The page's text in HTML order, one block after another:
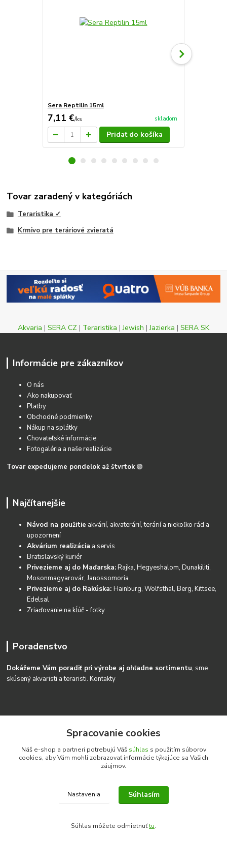
Sera Reptilin 15ml
7,11 €/ks skladom
Pridať do košíka
Tovar zaradený v kategóriách
Teraristika ✓
Krmivo pre teráriové zvieratá
Akvaria | SERA CZ | Teraristika |Jewish |Jazierka | SERA SK
Informácie pre zákazníkov
O nás
Ako nakupovať
Platby
Obchodné podmienky
Nákup na splátky
Chovateľské informácie
Fotogaléria a naše realizácie
Tovar expedujeme pondelok až štvrtok 🟢
Najčítanejšie
Návod na použitie akvárií, akvaterárií, terárií a niekoľko rád a
upozornení
Akvárium realizácia a servis
Bratislavský kuriér
Privezieme aj do Maďarska:Rajka, Hegyeshalom, Dunakiliti,
Mosonmagyarovár, Janossomoria
Privezieme aj do Rakúska:Hainburg, Wolfsthal, Berg, Kittsee,
Edelsal
Zriaďovanie na kĺúč - fotky
Poradenstvo
Dokážeme Vám poradiť pri výrobe aj ohľadne sortimentu, sme
skúsený akvaristi a teraristi.Kontakty
AkvaShop s.r.o.
+421915272027
akvashop@gmail.com
Spracovanie cookies
Náš e-shop a partneri potrebujú Váš súhlas s použitím súborov
cookies, aby Vám mohli zobrazovať informácie týkajúce sa Vašich
záujmov.
Nastavenia Súhlasím
Súhlas môžete odmietnuťtu.